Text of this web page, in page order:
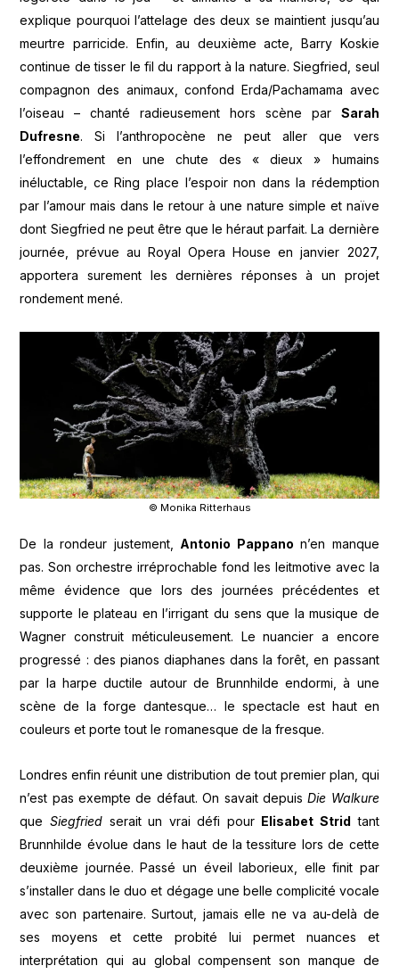
explique pourquoi l’attelage des deux se maintient jusqu’au
meurtre parricide. Enfin, au deuxième acte, Barry Koskie
continue de tisser le fil du rapport à la nature. Siegfried, seul
compagnon des animaux, confond Erda/Pachamama avec
l’oiseau – chanté radieusement hors scène par Sarah
Dufresne. Si l’anthropocène ne peut aller que vers
l’effondrement en une chute des « dieux » humains
inéluctable, ce Ring place l’espoir non dans la rédemption
par l’amour mais dans le retour à une nature simple et naïve
dont Siegfried ne peut être que le héraut parfait. La dernière
journée, prévue au Royal Opera House en janvier 2027,
apportera surement les dernières réponses à un projet
rondement mené.
© Monika Ritterhaus
De la rondeur justement, Antonio Pappano n’en manque
pas. Son orchestre irréprochable fond les leitmotive avec la
même évidence que lors des journées précédentes et
supporte le plateau en l’irrigant du sens que la musique de
Wagner construit méticuleusement. Le nuancier a encore
progressé : des pianos diaphanes dans la forêt, en passant
par la harpe ductile autour de Brunnhilde endormi, à une
scène de la forge dantesque… le spectacle est haut en
couleurs et porte tout le romanesque de la fresque.
Londres enfin réunit une distribution de tout premier plan, qui
n’est pas exempte de défaut. On savait depuisDie Walkure
que Siegfriedserait un vrai défi pour Elisabet Strid tant
Brunnhilde évolue dans le haut de la tessiture lors de cette
deuxième journée. Passé un éveil laborieux, elle finit par
s’installer dans le duo et dégage une belle complicité vocale
avec son partenaire. Surtout, jamais elle ne va au-delà de
ses moyens et cette probité lui permet nuances et
interprétation qui au global compensent son manque de